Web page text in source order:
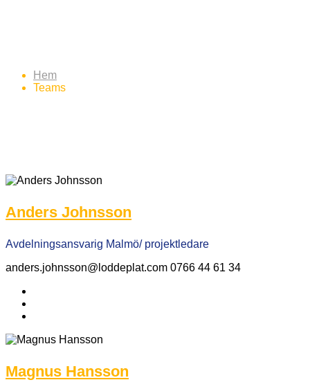
Hem
Teams
Anders Johnsson
Avdelningsansvarig Malmö/ projektledare
anders.johnsson@loddeplat.com 0766 44 61 34
Magnus Hansson